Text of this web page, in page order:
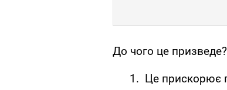
До чого це призведе?
Це прискорює